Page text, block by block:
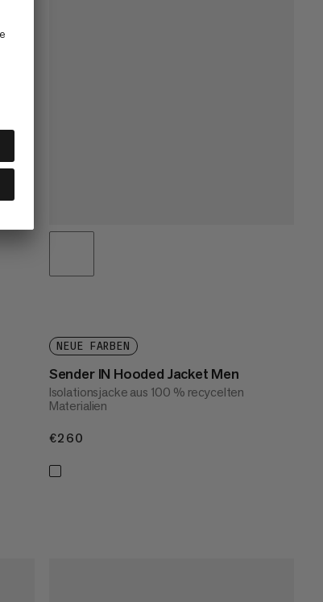
NEUE FARBEN
Sender IN Hooded Jacket Men
Isolationsjacke aus 100 % recycelten
Materialien
€260